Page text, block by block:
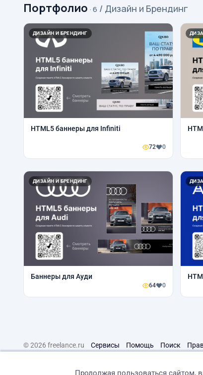
Портфолио · 6 / Дизайн и Брендинг
ДИЗАЙН И БРЕНДИНГ
HTML5 баннеры для Infiniti
72 0
ДИЗАЙН И БРЕНДИНГ
Баннеры для Ауди
64 0
© 2026 freelance.ru Сервисы Помощь Поиск
Продолжая пользоваться сайтом,